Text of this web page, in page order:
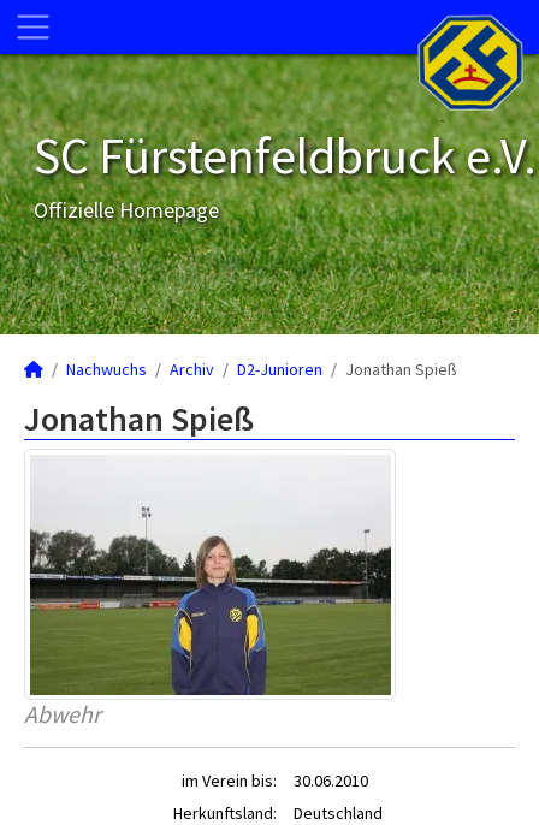
SC Fürstenfeldbruck e.V.
Offizielle Homepage
Nachwuchs Archiv D2-Junioren Jonathan Spieß
Jonathan Spieß
Abwehr
im Verein bis:
30.06.2010
Herkunftsland:
Deutschland